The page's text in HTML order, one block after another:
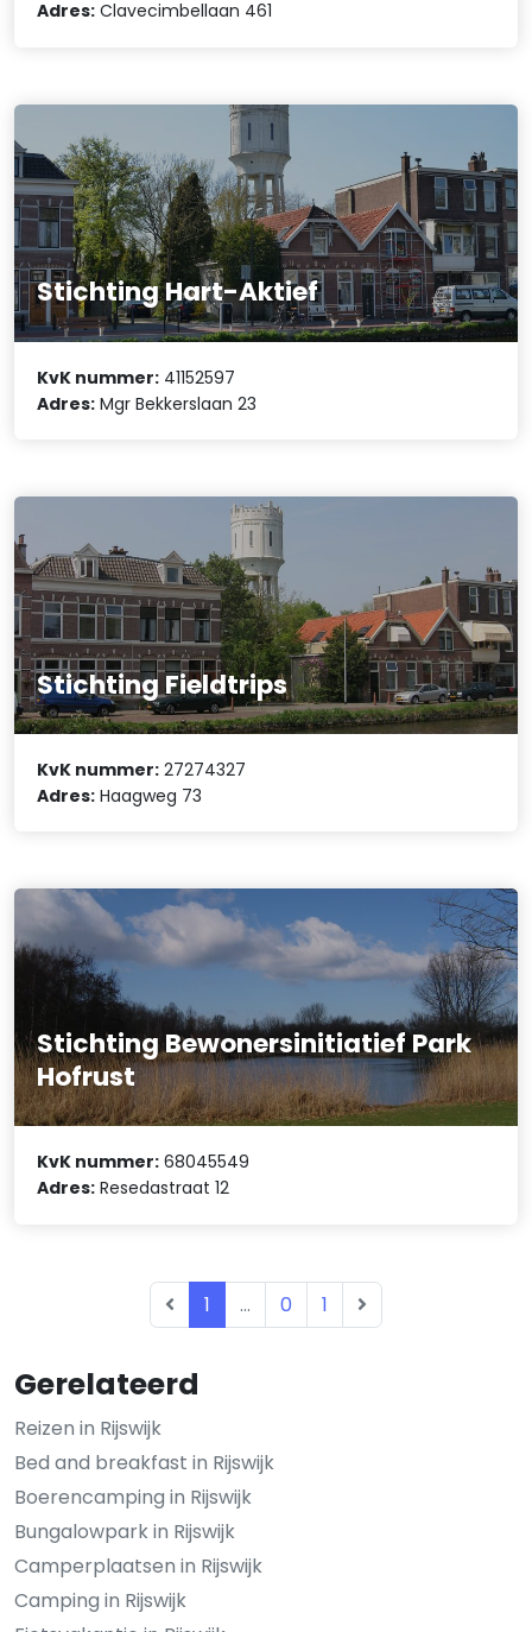
Gerelateerd
Reizen in Rijswijk
Bed and breakfast in Rijswijk
Boerencamping in Rijswijk
Bungalowpark in Rijswijk
Camperplaatsen in Rijswijk
Camping in Rijswijk
Adres: Clavecimbellaan 461
Stichting Hart-Aktief
KvK nummer: 41152597
Adres: Mgr Bekkerslaan 23
Stichting Fieldtrips
KvK nummer: 27274327
Adres: Haagweg 73
Stichting Bewonersinitiatief Park
Hofrust
KvK nummer: 68045549
Adres: Resedastraat 12
1 ... 0 1